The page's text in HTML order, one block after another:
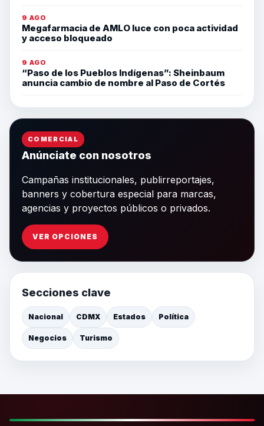
9 AGO
Megafarmacia de AMLO luce con poca actividad
y acceso bloqueado
9 AGO
“Paso de los Pueblos Indígenas”: Sheinbaum
anuncia cambio de nombre al Paso de Cortés
COMERCIAL
Anúnciate con nosotros
Campañas institucionales, publirreportajes,
banners y cobertura especial para marcas,
agencias y proyectos públicos o privados.
VER OPCIONES
Secciones clave
Nacional CDMX Estados Política
Negocios Turismo